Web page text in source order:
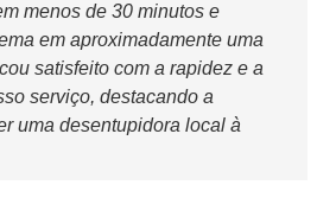
menos de 30 minutos e
em aproximadamente uma
satisfeito com a rapidez e a
serviço, destacando a
uma desentupidora local à